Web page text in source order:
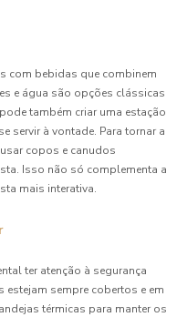
com bebidas que combinem
e água são opções clássicas
também criar uma estação
servir à vontade. Para tornar a
copos e canudos
Isso não só complementa a
mais interativa.
ter atenção à segurança
sempre cobertos e em
térmicas para manter os